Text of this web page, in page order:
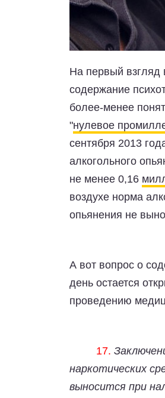
На первый взгляд
содержание
более-менее
"нулевое
сентября 2013
алкогольного
не менее 0,16
воздухе норма
опьянения не
А вот вопрос о
день остается
проведению
17.
наркотических
выносится при